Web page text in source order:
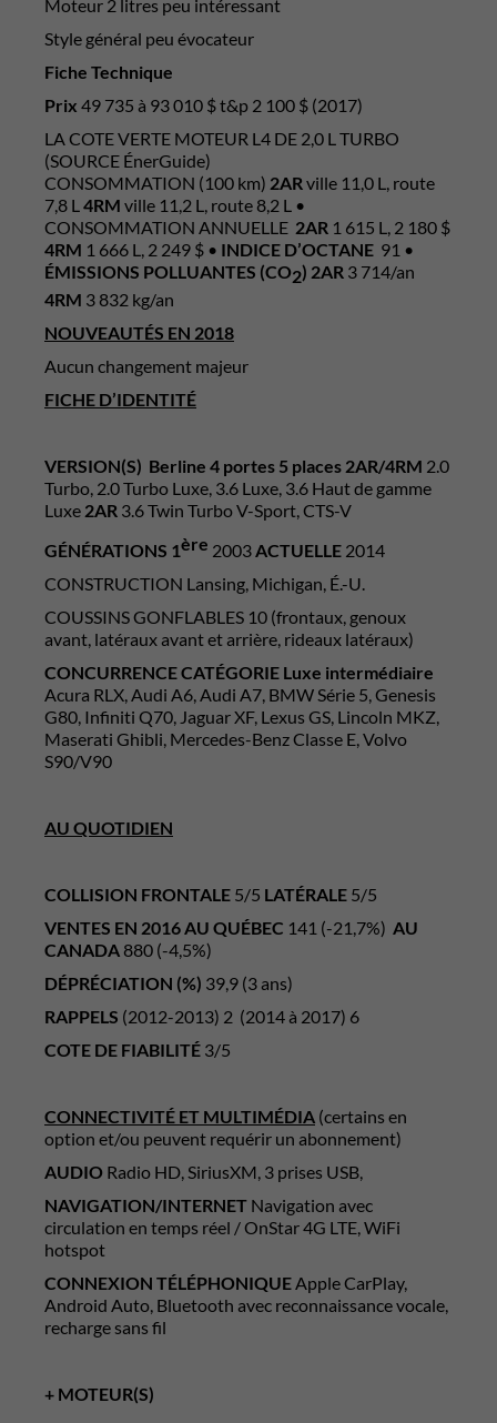
Moteur 2 litres peu intéressant
Style général peu évocateur
Fiche Technique
Prix 49 735 à 93 010 $ t&p 2 100 $ (2017)
LA COTE VERTE MOTEUR L4 DE 2,0 L TURBO
(SOURCE ÉnerGuide)
CONSOMMATION (100 km) 2ARville 11,0 L, route
7,8 L4RM ville 11,2 L, route 8,2 L •
CONSOMMATION ANNUELLE 2AR 1 615 L, 2 180 $
4RM 1 666 L, 2 249 $ • INDICE D’OCTANE 91 •
ÉMISSIONS POLLUANTES (CO2) 2AR 3 714/an
4RM 3 832 kg/an
NOUVEAUTÉS EN 2018
Aucun changement majeur
FICHE D’IDENTITÉ
VERSION(S) Berline 4 portes 5 places 2AR/4RM 2.0
Turbo, 2.0 Turbo Luxe, 3.6 Luxe, 3.6 Haut de gamme
Luxe 2AR 3.6 Twin Turbo V-Sport, CTS-V
GÉNÉRATIONS 1ère 2003ACTUELLE 2014
CONSTRUCTION Lansing, Michigan, É.-U.
COUSSINS GONFLABLES 10 (frontaux, genoux
avant, latéraux avant et arrière, rideaux latéraux)
CONCURRENCE CATÉGORIE Luxe intermédiaire
Acura RLX, Audi A6, Audi A7, BMW Série 5, Genesis
G80, Infiniti Q70, Jaguar XF, Lexus GS, Lincoln MKZ,
Maserati Ghibli, Mercedes-Benz Classe E, Volvo
S90/V90
AU QUOTIDIEN
COLLISION FRONTALE 5/5 LATÉRALE 5/5
VENTES EN 2016 AU QUÉBEC 141 (-21,7%) AU
CANADA 880 (-4,5%)
DÉPRÉCIATION (%) 39,9 (3 ans)
RAPPELS (2012-2013) 2 (2014 à 2017) 6
COTE DE FIABILITÉ 3/5
CONNECTIVITÉ ET MULTIMÉDIA (certains en
option et/ou peuvent requérir un abonnement)
AUDIO Radio HD, SiriusXM, 3 prises USB,
NAVIGATION/INTERNET Navigation avec
circulation en temps réel / OnStar 4G LTE, WiFi
hotspot
CONNEXION TÉLÉPHONIQUEApple CarPlay,
Android Auto, Bluetooth avec reconnaissance vocale,
recharge sans fil
+ MOTEUR(S)